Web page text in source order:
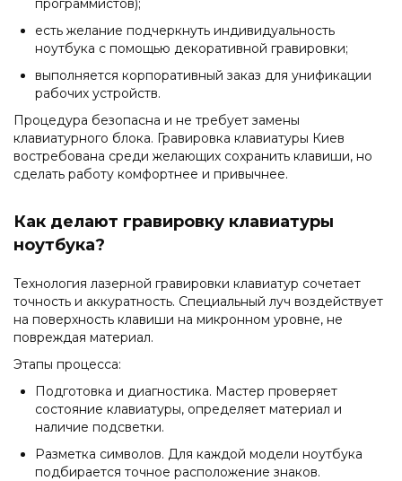
программистов);
есть желание подчеркнуть индивидуальность
ноутбука с помощью декоративной гравировки;
выполняется корпоративный заказ для унификации
рабочих устройств.
Процедура безопасна и не требует замены
клавиатурного блока. Гравировка клавиатуры Киев
востребована среди желающих сохранить клавиши, но
сделать работу комфортнее и привычнее.
Как делают гравировку клавиатуры
ноутбука?
Технология лазерной гравировки клавиатур сочетает
точность и аккуратность. Специальный луч воздействует
на поверхность клавиши на микронном уровне, не
повреждая материал.
Этапы процесса:
Подготовка и диагностика. Мастер проверяет
состояние клавиатуры, определяет материал и
наличие подсветки.
Разметка символов. Для каждой модели ноутбука
подбирается точное расположение знаков.